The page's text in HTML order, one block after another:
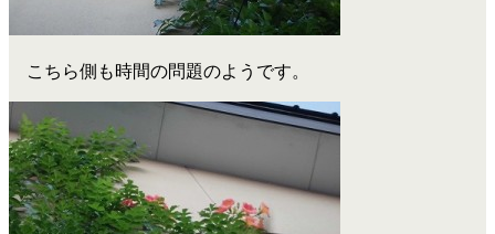
こちら側も時間の問題のようです。